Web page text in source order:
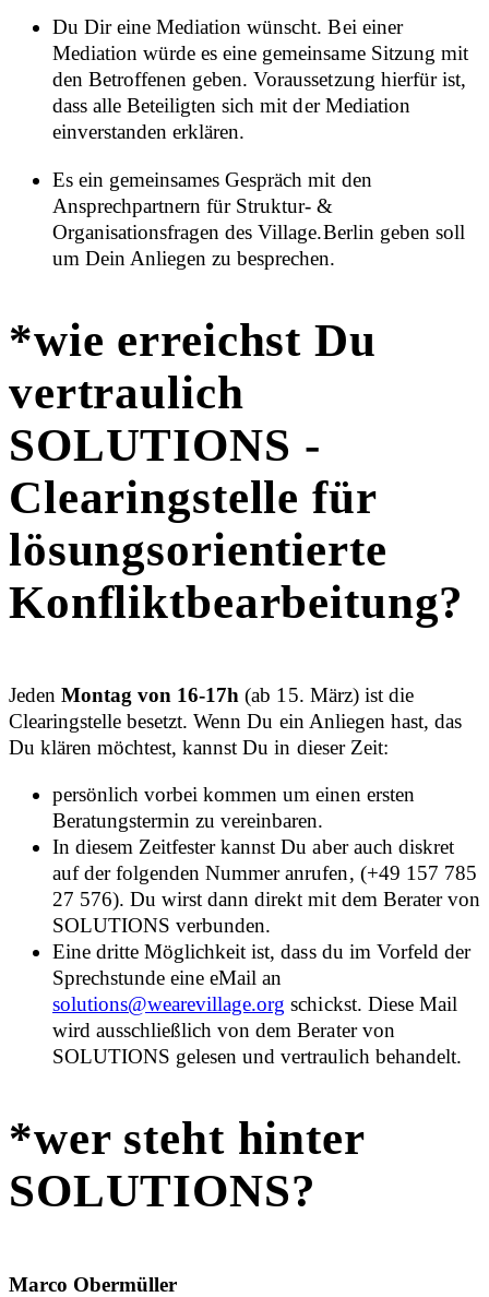
Du Dir eine Mediation wünscht. Bei einer
Mediation würde es eine gemeinsame Sitzung mit
den Betroffenen geben. Voraussetzung hierfür ist,
dass alle Beteiligten sich mit der Mediation
einverstanden erklären.
Es ein gemeinsames Gespräch mit den
Ansprechpartnern für Struktur- &
Organisationsfragen des Village.Berlin geben soll
um Dein Anliegen zu besprechen.
*wie erreichst Du
vertraulich
SOLUTIONS -
Clearingstelle für
lösungsorientierte
Konfliktbearbeitung?
JedenMontag von 16-17h (ab 15. März)ist die
Clearingstelle besetzt. Wenn Du ein Anliegen hast, das
Du klären möchtest, kannst Du in dieser Zeit:
persönlich vorbei kommen um einen ersten
Beratungstermin zu vereinbaren.
In diesem Zeitfester kannst Du aber auch diskret
auf der folgenden Nummer anrufen, (+49 157 785
27 576). Du wirst dann direkt mit dem Berater von
SOLUTIONS verbunden.
Eine dritte Möglichkeit ist, dass du im Vorfeld der
Sprechstunde eine eMail an
solutions@wearevillage.org schickst. Diese Mail
wird ausschließlich von dem Berater von
SOLUTIONS gelesen und vertraulich behandelt.
*wer steht hinter
SOLUTIONS?
Marco Obermüller